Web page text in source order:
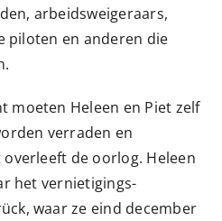
arbeidsweigeraars,
piloten en anderen die
moeten Heleen en Piet zelf
verraden en
de oorlog. Heleen
het vernietigings-
waar ze eind december